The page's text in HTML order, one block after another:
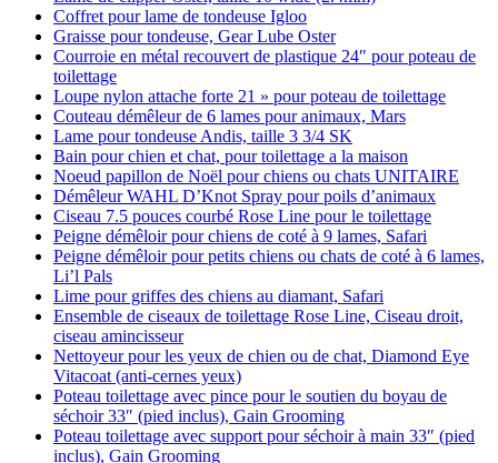
Coffret pour lame de tondeuse Igloo
Graisse pour tondeuse, Gear Lube Oster
Courroie en métal recouvert de plastique 24″ pour poteau de
toilettage
Loupe nylon attache forte 21 » pour poteau de toilettage
Couteau démêleur de 6 lames pour animaux, Mars
Lame pour tondeuse Andis, taille 3 3/4 SK
Bain pour chien et chat, pour toilettage a la maison
Noeud papillon de Noël pour chiens ou chats UNITAIRE
Démêleur WAHL D’Knot Spray pour poils d’animaux
Ciseau 7.5 pouces courbé Rose Line pour le toilettage
Peigne démêloir pour chiens de coté à 9 lames, Safari
Peigne démêloir pour petits chiens ou chats de coté à 6 lames,
Li’l Pals
Lime pour griffes des chiens au diamant, Safari
Ensemble de ciseaux de toilettage Rose Line, Ciseau droit,
ciseau amincisseur
Nettoyeur pour les yeux de chien ou de chat, Diamond Eye
Vitacoat (anti-cernes yeux)
Poteau toilettage avec pince pour le soutien du boyau de
séchoir 33″ (pied inclus), Gain Grooming
Poteau toilettage avec support pour séchoir à main 33″ (pied
inclus), Gain Grooming